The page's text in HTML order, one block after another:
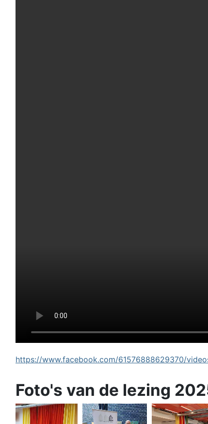
https://www.facebook.com/61576888629370/
Foto's van de lezing